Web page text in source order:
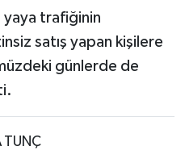
yaya trafiğinin
satış yapan kişilere
günlerde de
TUNÇ